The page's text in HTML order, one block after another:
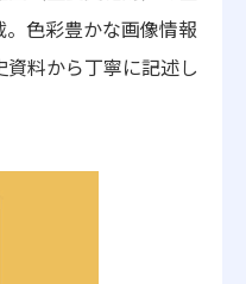
。色彩豊かな画像情報
資料から丁寧に記述し